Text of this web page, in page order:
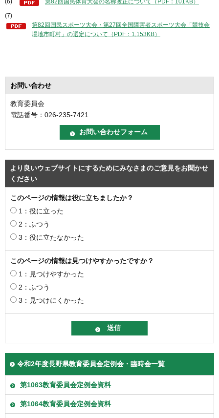
(6) 第82回国民体育大会の名称改正について（PDF：101KB）
(7)
第82回国民スポーツ大会・第27回全国障害者スポーツ大会「競技会
場地市町村」の選定について（PDF：1,153KB）
お問い合わせ
教育委員会
電話番号：026-235-7421
より良いウェブサイトにするためにみなさまのご意見をお聞かせ
ください
このページの情報は役に立ちましたか？
1：役に立った
2：ふつう
3：役に立たなかった
このページの情報は見つけやすかったですか？
1：見つけやすかった
2：ふつう
3：見つけにくかった
令和2年度長野県教育委員会定例会・臨時会一覧
第1063教育委員会定例会資料
第1064教育委員会定例会資料